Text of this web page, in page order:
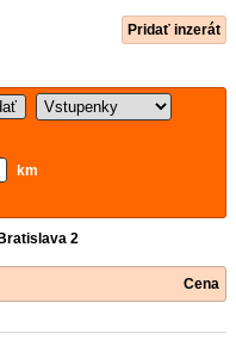
Pridať inzerát
km
2
Cena